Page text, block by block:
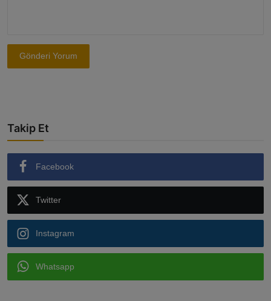
Gönderi Yorum
Takip Et
Facebook
Twitter
Instagram
Whatsapp